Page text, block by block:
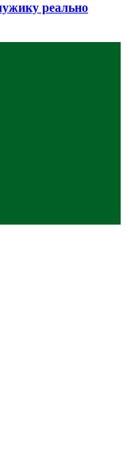
реально